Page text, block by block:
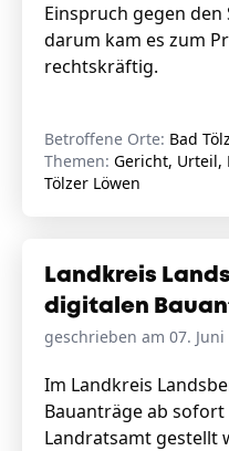
Einspruch gegen
darum kam es zum
rechtskräftig.
Betroffene Orte: Bad Tölz
Themen: Gericht, Urteil,
Tölzer Löwen
Landkreis
digitalen
geschrieben am 07. Juni
Im Landkreis
Bauanträge ab
Landratsamt gestellt